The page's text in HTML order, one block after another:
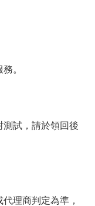
。
試，請於領回後
理商判定為準，